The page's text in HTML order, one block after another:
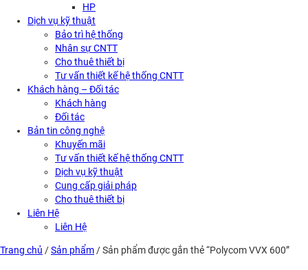
HP
Dịch vụ kỹ thuật
Bảo trì hệ thống
Nhân sự CNTT
Cho thuê thiết bị
Tư vấn thiết kế hệ thống CNTT
Khách hàng – Đối tác
Khách hàng
Đối tác
Bản tin công nghệ
Khuyến mãi
Tư vấn thiết kế hệ thống CNTT
Dịch vụ kỹ thuật
Cung cấp giải pháp
Cho thuê thiết bị
Liên Hệ
Liên Hệ
Trang chủ /Sản phẩm / Sản phẩm được gắn thẻ “Polycom VVX 600”